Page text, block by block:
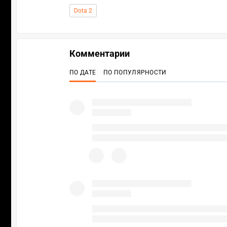
Dota 2
Комментарии
ПО ДАТЕ ПО ПОПУЛЯРНОСТИ